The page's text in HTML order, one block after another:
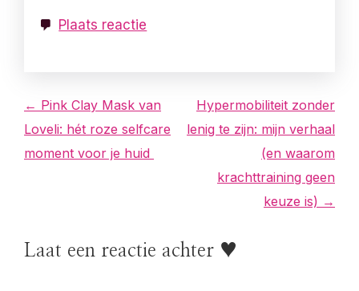
Plaats reactie
B
e
c
← Pink Clay Mask van
Loveli: hét roze selfcare
moment voor je huid
Hypermobiliteit zonder
lenig te zijn: mijn verhaal
(en waarom
krachttraining geen
keuze is) →
Laat een reactie achter ♥